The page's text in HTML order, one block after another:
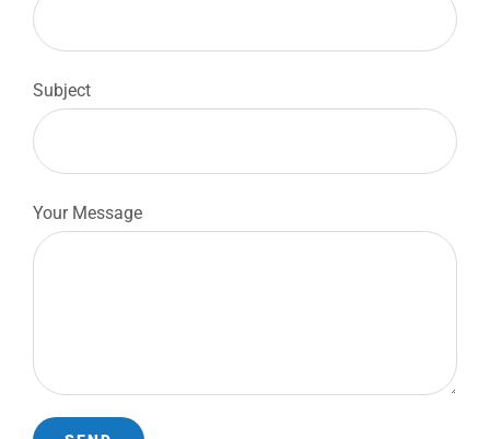
Subject
Your Message